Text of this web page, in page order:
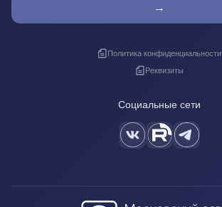
→
Политика конфиденциальности
Реквизиты
Социальные сети